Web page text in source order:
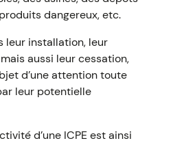
dangereux, etc.
leur installation, leur
aussi leur cessation,
d’une attention toute
leur potentielle
d’une ICPE est ainsi